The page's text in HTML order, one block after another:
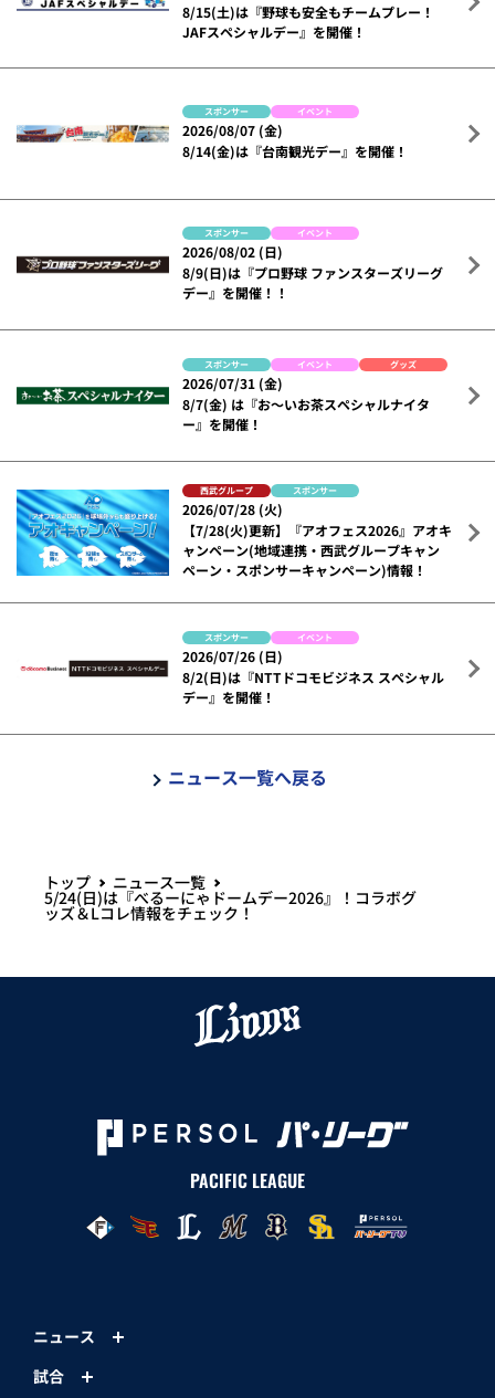
8/15(土)は『野球も安全もチームプレー！
JAFスペシャルデー』を開催！
スポンサー イベント
2026/08/07 (金)
8/14(金)は『台南観光デー』を開催！
スポンサー イベント
2026/08/02 (日)
8/9(日)は『プロ野球 ファンスターズリーグ
デー』を開催！！
スポンサー イベント グッズ
2026/07/31 (金)
8/7(金) は『お～いお茶スペシャルナイタ
ー』を開催！
西武グループ スポンサー
2026/07/28 (火)
【7/28(火)更新】『アオフェス2026』アオキ
ャンペーン(地域連携・西武グループキャン
ペーン・スポンサーキャンペーン)情報！
スポンサー イベント
2026/07/26 (日)
8/2(日)は『NTTドコモビジネス スペシャル
デー』を開催！
ニュース一覧へ戻る
トップ ニュース一覧
5/24(日)は『べるーにゃドームデー2026』！コラボグ
ッズ＆Lコレ情報をチェック！
PACIFIC LEAGUE
ニュース
試合